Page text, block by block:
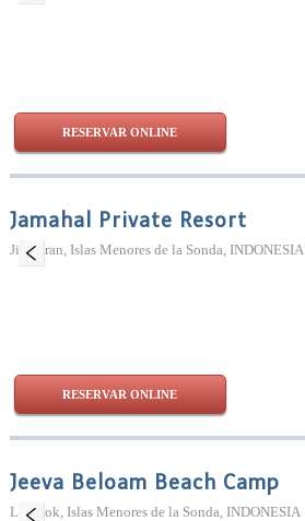
RESERVAR ONLINE
Jamahal Private Resort
Jimbaran, Islas Menores de la Sonda, INDONESIA
RESERVAR ONLINE
Jeeva Beloam Beach Camp
Lombok, Islas Menores de la Sonda, INDONESIA